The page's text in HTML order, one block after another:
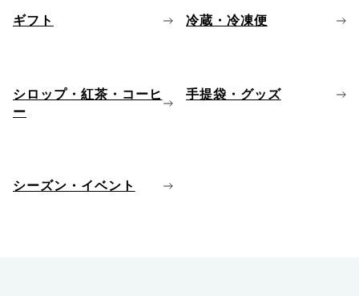
ギフト 冷蔵・冷凍便
シロップ・紅茶・コーヒ
ー
手提袋・グッズ
シーズン・イベント